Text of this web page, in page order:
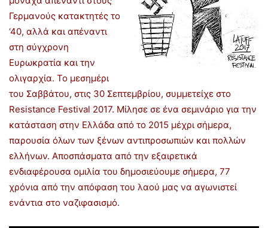
Γερμανούς κατακτητές το
‘40, αλλά και απέναντι
στη σύγχρονη
Ευρωκρατία και την
ολιγαρχία. Το μεσημέρι
του Σαββάτου, στις 30 Σεπτεμβρίου, συμμετείχε στο
Resistance Festival 2017. Μίλησε σε ένα σεμινάριο για την
κατάσταση στην Ελλάδα από το 2015 μέχρι σήμερα,
παρουσία όλων των ξένων αντιπροσωπιών και πολλών
ελλήνων. Αποσπάσματα από την εξαιρετικά
ενδιαφέρουσα ομιλία του δημοσιεύουμε σήμερα, 77
χρόνια από την απόφαση του λαού μας να αγωνιστεί
ενάντια στο ναζιφασισμό.